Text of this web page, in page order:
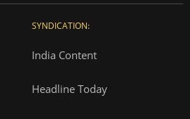
SYNDICATION:
India Content
Headline Today